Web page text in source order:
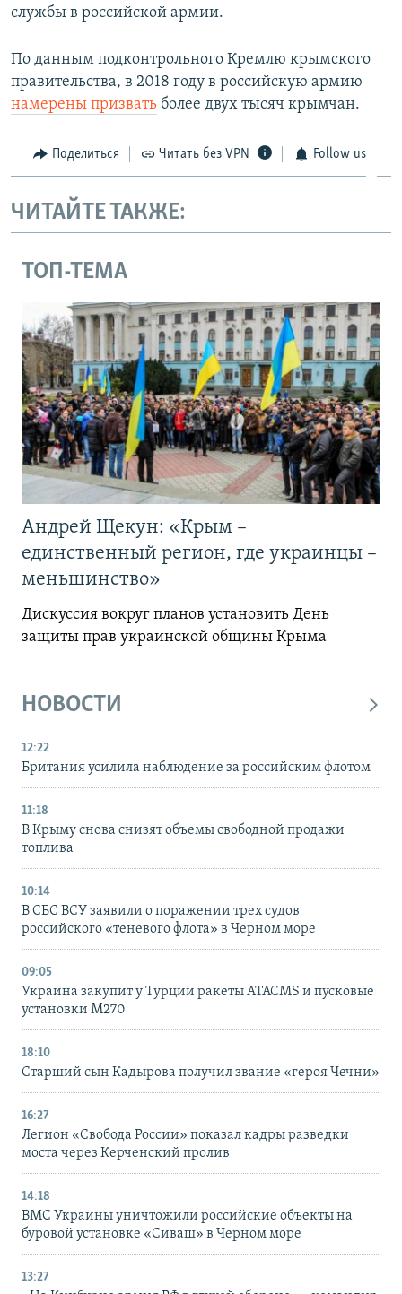
службы в российской армии.
По данным подконтрольного Кремлю крымского
правительства, в 2018 году в российскую армию
намерены призвать более двух тысяч крымчан.
Поделиться Читать без VPN Follow us
ЧИТАЙТЕ ТАКЖЕ:
ТОП-ТЕМА
Андрей Щекун: «Крым –
единственный регион, где украинцы –
меньшинство»
Дискуссия вокруг планов установить День
защиты прав украинской общины Крыма
НОВОСТИ
12:22
Британия усилила наблюдение за российским флотом
11:18
В Крыму снова снизят объемы свободной продажи
топлива
10:14
В СБС ВСУ заявили о поражении трех судов
российского «теневого флота» в Черном море
09:05
Украина закупит у Турции ракеты ATACMS и пусковые
установки M270
18:10
Старший сын Кадырова получил звание «героя Чечни»
16:27
Легион «Свобода России» показал кадры разведки
моста через Керченский пролив
14:18
ВМС Украины уничтожили российские объекты на
буровой установке «Сиваш» в Черном море
13:27